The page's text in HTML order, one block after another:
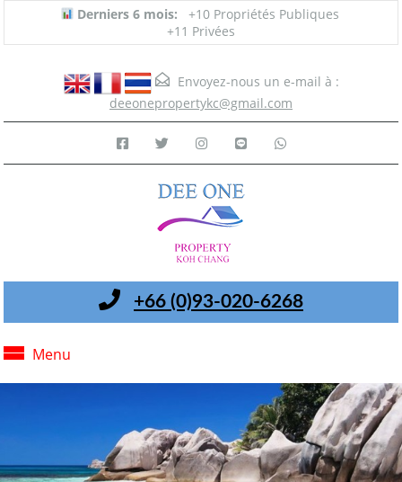
Derniers 6 mois:
+10 Propriétés Publiques
+11 Privées
Envoyez-nous un e-mail à :
deeonepropertykc@gmail.com
+66 (0)93-020-6268
Menu